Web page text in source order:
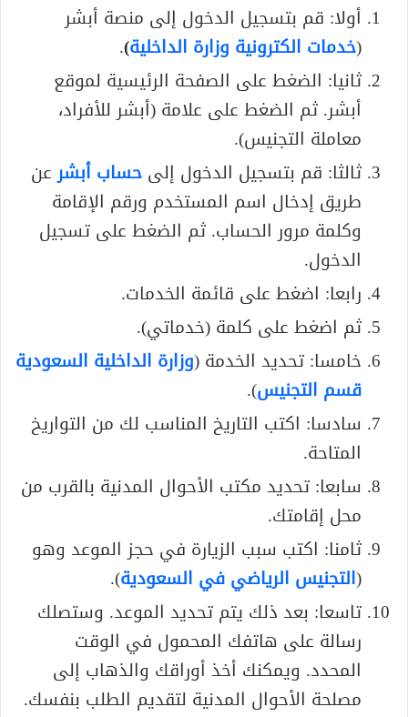
أولا: قم بتسجيل الدخول إلى منصة أبشر
(خدمات الكترونية وزارة الداخلية)
.
ثانيا: الضغط على الصفحة الرئيسية لموقع
أبشر. ثم الضغط على علامة (أبشر للأفراد،
معاملة التجنيس).
ثالثا: قم بتسجيل الدخول إلىحساب أبشرعن
طريق إدخال اسم المستخدم ورقم الإقامة
وكلمة مرور الحساب. ثم الضغط على تسجيل
الدخول.
رابعا: اضغط على قائمة الخدمات.
ثم اضغط على كلمة (خدماتي).
خامسا: تحديد الخدمة (وزارة الداخلية السعودية
قسم التجنيس).
سادسا: اكتب التاريخ المناسب لك من التواريخ
المتاحة.
سابعا: تحديد مكتب الأحوال المدنية بالقرب من
محل إقامتك.
ثامنا: اكتب سبب الزيارة في حجز الموعد وهو
(التجنيس الرياضي في السعودية).
تاسعا: بعد ذلك يتم تحديد الموعد. وستصلك
رسالة على هاتفك المحمول في الوقت
المحدد. ويمكنك أخذ أوراقك والذهاب إلى
مصلحة الأحوال المدنية لتقديم الطلب بنفسك.